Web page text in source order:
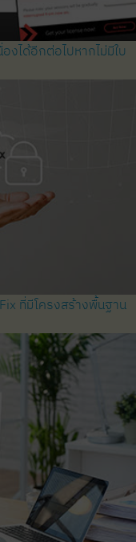
งได้อีกต่อไปหากไม่มีใบ
ที่มีโครงสร้างพื้นฐาน